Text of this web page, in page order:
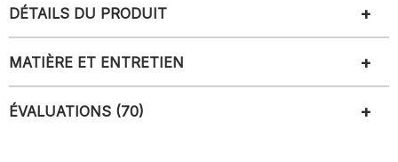
DÉTAILS DU PRODUIT
MATIÈRE ET ENTRETIEN
ÉVALUATIONS (70)